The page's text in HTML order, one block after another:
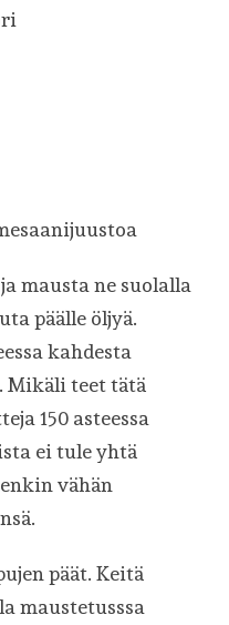
mausta ne suolalla
päälle öljyä.
kahdesta
teet tätä
150 asteessa
ei tule yhtä
vähän
päät. Keitä
maustetusssa